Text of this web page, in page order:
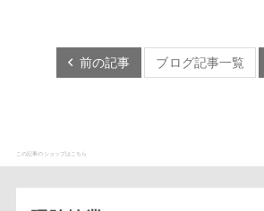
前の記事 ブログ記事一覧
この記事のショップはこちら